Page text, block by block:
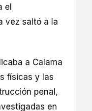
el
vez saltó a la
a Calama
físicas y las
penal,
en